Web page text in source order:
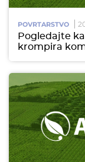
POVRTARSTVO
Pogledajte
krompira